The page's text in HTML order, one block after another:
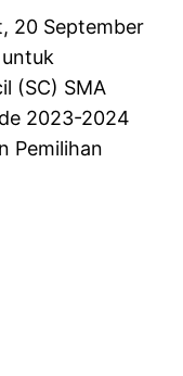
20 September
(SC) SMA
2023-2024
Pemilihan